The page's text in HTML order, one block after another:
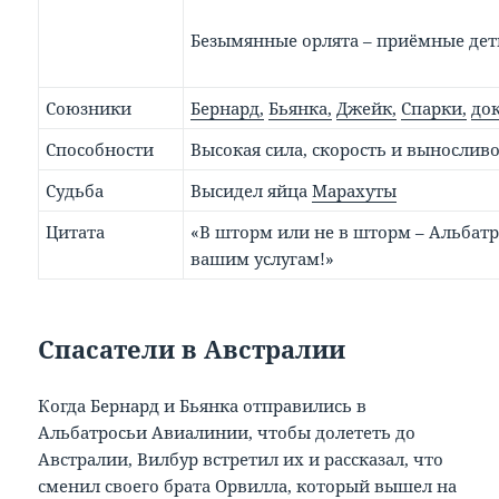
Безымянные орлята – приёмные
Союзники Бернард, Бьянка, Джейк, Спарки,
Способности
Высокая сила, скорость и
Судьба
Высидел яйцаМарахуты
Цитата
«В шторм или не в шторм –
вашим услугам!»
Спасатели в Австралии
Когда Бернард и Бьянка отправились в
Альбатросьи Авиалинии, чтобы долететь до
Австралии, Вилбур встретил их и рассказал, что
сменил своего брата Орвилла, который вышел на